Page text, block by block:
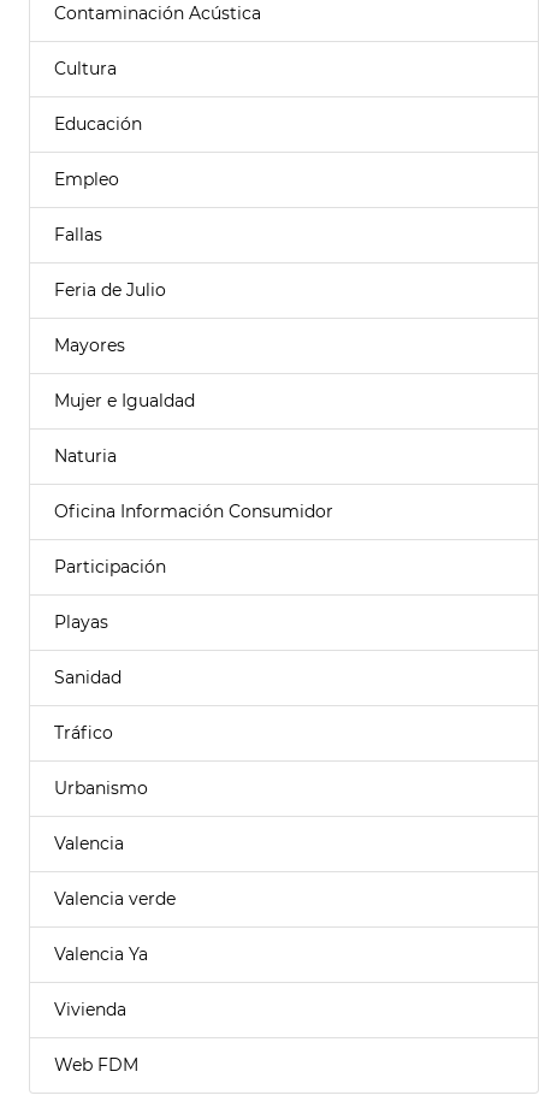
Contaminación Acústica
Cultura
Educación
Empleo
Fallas
Feria de Julio
Mayores
Mujer e Igualdad
Naturia
Oficina Información Consumidor
Participación
Playas
Sanidad
Tráfico
Urbanismo
Valencia
Valencia verde
Valencia Ya
Vivienda
Web FDM